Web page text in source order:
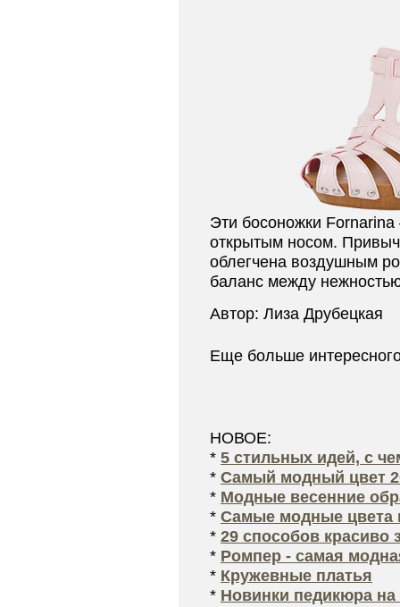
Эти босоножки Fornarina
открытым носом.
облегчена воздушным
баланс между
Автор: Лиза Друбецкая
Еще больше
НОВОЕ:
* 5 стильных идей, с
* Самый модный цвет
* Модные весенние
* Самые модные цвета
* 29 способов красиво
* Ромпер - самая
* Кружевные платья
* Новинки педикюра